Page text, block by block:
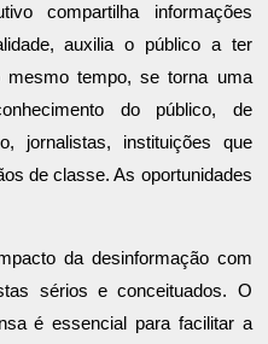
compartilha informações
auxilia o público a ter
tempo, se torna uma
do público, de
jornalistas, instituições que
de classe. As oportunidades
da desinformação com
sérios e conceituados. O
é essencial para facilitar a